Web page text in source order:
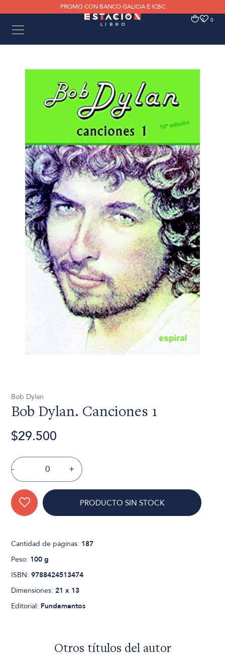
PROMO CON BANCO GALICIA E ICBC
0 0
Bob Dylan
Bob Dylan. Canciones 1
$29.500
- +
PRODUCTO SIN STOCK
Cantidad de páginas: 187
Peso: 100 g
ISBN:9788424513474
Dimensiones:21 x 13
Editorial: Fundamentos
Otros títulos del autor